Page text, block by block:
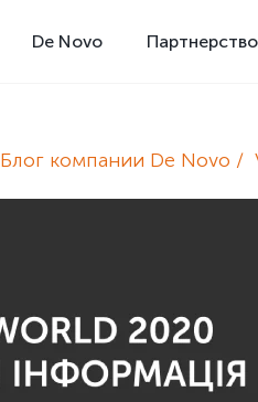
De Novo Партнерство
Блог компании De Novo